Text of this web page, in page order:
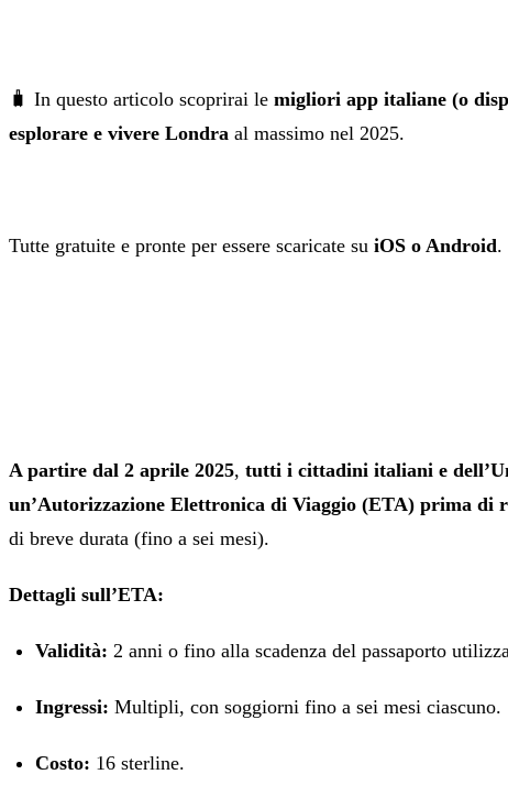
🧳 In questo articolo scoprirai le migliori app italiane (o
esplorare e vivere Londra al massimo nel 2025.
Tutte gratuite e pronte per essere scaricate su iOS o Android.
A partire dal 2 aprile 2025, tutti i cittadini italiani e
un’Autorizzazione Elettronica di Viaggio (ETA) prima di
di breve durata (fino a sei mesi).
Dettagli sull’ETA:
Validità: 2 anni o fino alla scadenza del passaporto
Ingressi: Multipli, con soggiorni fino a sei mesi ciascuno.
Costo: 16 sterline.